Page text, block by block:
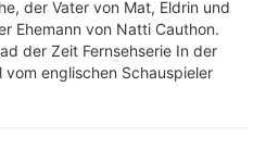
der Vater von Mat, Eldrin und
Ehemann von Natti Cauthon.
der Zeit Fernsehserie In der
englischen Schauspieler